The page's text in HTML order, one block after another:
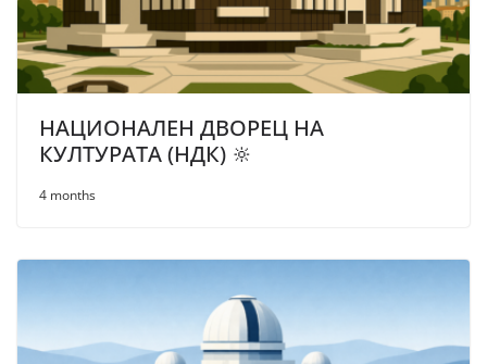
НАЦИОНАЛЕН ДВОРЕЦ НА
КУЛТУРАТА (НДК) 🔆
4 months